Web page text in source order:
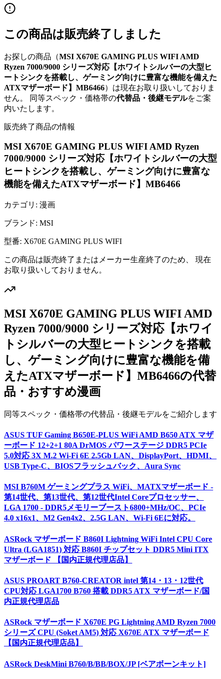
この商品は販売終了しました
お探しの商品（MSI X670E GAMING PLUS WIFI AMD
Ryzen 7000/9000 シリーズ対応【ホワイトシルバーの大型ヒ
ートシンクを搭載し、ゲーミング向けに豊富な機能を備えた
ATXマザーボード】MB6466）は現在お取り扱いしておりま
せん。 同等スペック・価格帯の代替品・後継モデルをご案
内いたします。
販売終了商品の情報
MSI X670E GAMING PLUS WIFI AMD Ryzen
7000/9000 シリーズ対応【ホワイトシルバーの大型
ヒートシンクを搭載し、ゲーミング向けに豊富な
機能を備えたATXマザーボード】MB6466
カテゴリ: 漫画
ブランド: MSI
型番: X670E GAMING PLUS WIFI
この商品は販売終了またはメーカー生産終了のため、 現在
お取り扱いしておりません。
MSI X670E GAMING PLUS WIFI AMD
Ryzen 7000/9000 シリーズ対応【ホワイ
トシルバーの大型ヒートシンクを搭載
し、ゲーミング向けに豊富な機能を備
えたATXマザーボード】MB6466の代替
品・おすすめ漫画
同等スペック・価格帯の代替品・後継モデルをご紹介します
ASUS TUF Gaming B650E-PLUS WiFi AMD B650 ATX マザ
ーボード 12+2+1 80A DrMOS パワーステージ DDR5 PCIe
5.0対応 3X M.2 Wi-Fi 6E 2.5Gb LAN、DisplayPort、HDMI、
USB Type-C、BIOSフラッシュバック、Aura Sync
MSI B760M ゲーミングプラス WiFi、MATXマザーボード -
第14世代、第13世代、第12世代Intel Coreプロセッサー、
LGA 1700 - DDR5メモリーブースト6800+MHz/OC、PCIe
4.0 x16x1、M2 Gen4x2、2.5G LAN、Wi-Fi 6Eに対応。
ASRock マザーボード B860I Lightning WiFi Intel CPU Core
Ultra (LGA1851) 対応 B860I チップセット DDR5 Mini ITX
マザーボード 【国内正規代理店品】
ASUS PROART B760-CREATOR intel 第14・13・12世代
CPU対応 LGA1700 B760 搭載 DDR5 ATX マザーボード/国
内正規代理店品
ASRock マザーボード X670E PG Lightning AMD Ryzen 7000
シリーズ CPU (Soket AM5) 対応 X670E ATX マザーボード
【国内正規代理店品】
ASRock DeskMini B760/B/BB/BOX/JP [ベアボーンキット]